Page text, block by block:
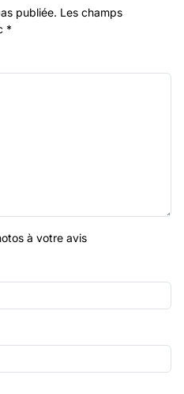
publiée. Les champs
*
à votre avis